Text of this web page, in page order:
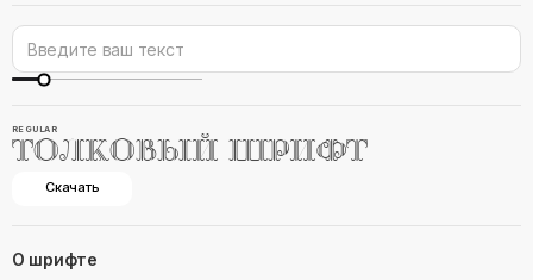
REGULAR
ТОЛКОВЫЙ ШРИФТ
Скачать
О шрифте